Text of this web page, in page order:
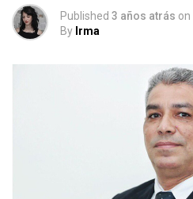
Published 3 años atrás on
By Irma